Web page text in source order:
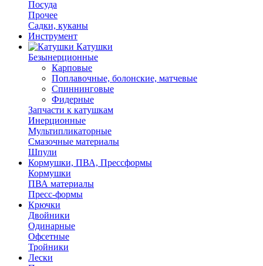
Посуда
Прочее
Садки, куканы
Инструмент
Катушки
Безынерционные
Карповые
Поплавочные, болонские, матчевые
Спиннинговые
Фидерные
Запчасти к катушкам
Инерционные
Мультипликаторные
Смазочные материалы
Шпули
Кормушки, ПВА, Прессформы
Кормушки
ПВА материалы
Пресс-формы
Крючки
Двойники
Одинарные
Офсетные
Тройники
Лески